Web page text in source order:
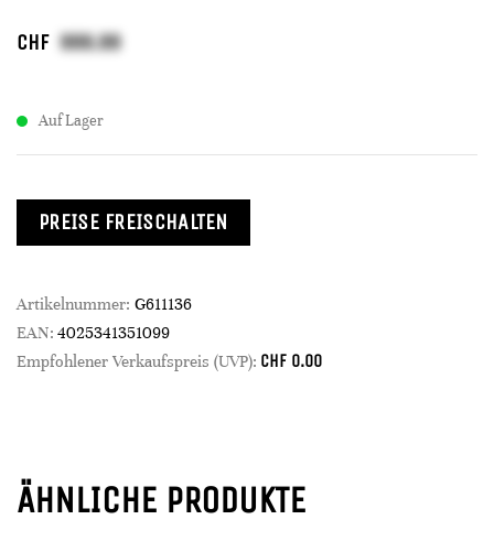
CHF
Auf Lager
PREISE FREISCHALTEN
Artikelnummer: G611136
EAN: 4025341351099
Empfohlener Verkaufspreis (UVP): CHF 0.00
ÄHNLICHE PRODUKTE